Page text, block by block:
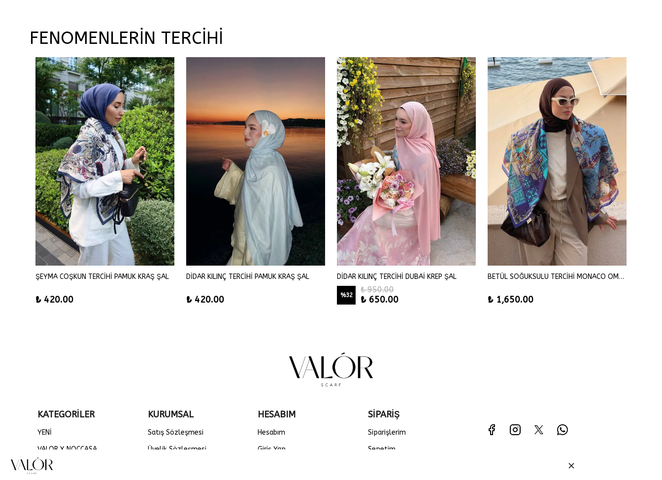
FENOMENLERİN TERCİHİ
ŞEYMA COŞKUN TERCİHİ PAMUK KRAŞ ŞAL
₺ 420.00
DİDAR KILINÇ TERCİHİ PAMUK KRAŞ ŞAL
₺ 420.00
DİDAR KILINÇ TERCİHİ DUBAİ KREP ŞAL
%32
₺ 950.00
₺ 650.00
BETÜL SOĞUKSULU TERCİHİ MONACO OMUZ ŞAL
₺ 1,650.00
KATEGORİLER
YENİ
VALOR X NOCCASA
DÜZ ŞALLAR
KURUMSAL
Satış Sözleşmesi
Üyelik Sözleşmesi
HESABIM
Hesabım
Giriş Yap
SİPARİŞ
Siparişlerim
Sepetim